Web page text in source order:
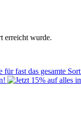
erreicht wurde.